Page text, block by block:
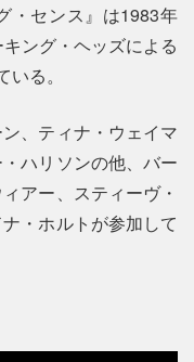
・センス』は1983年
ング・ヘッズによる
る。
、ティナ・ウェイマ
ハリソンの他、バー
アー、スティーヴ・
・ホルトが参加して